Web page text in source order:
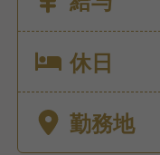
休日
勤務地